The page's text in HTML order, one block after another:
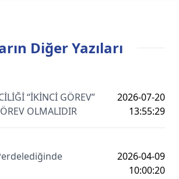
Diğer Yazıları
“İKİNCİ GÖREV”
OLMALIDIR
2026-07-20
13:55:29
2026-04-09
10:00:20